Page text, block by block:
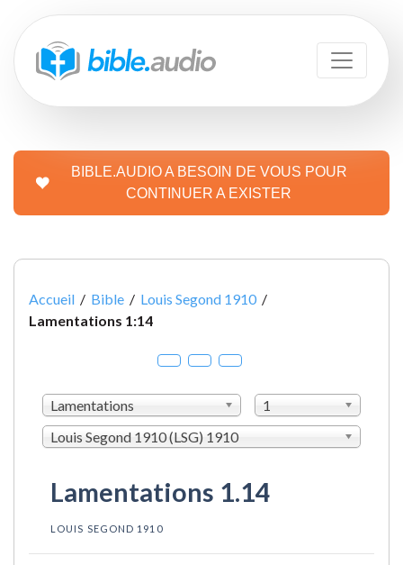
BIBLE.AUDIO A BESOIN DE VOUS POUR
CONTINUER A EXISTER
Accueil / Bible / Louis Segond 1910 /
Lamentations 1:14
Lamentations
1
Louis Segond 1910 (LSG) 1910
Lamentations 1.14
LOUIS SEGOND 1910